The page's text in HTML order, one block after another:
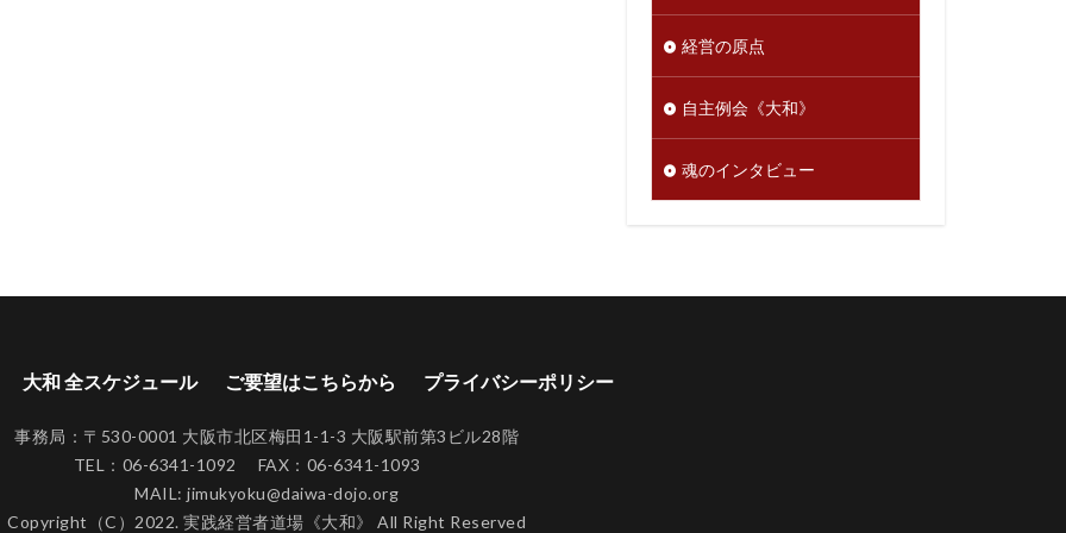
経営の原点
自主例会《大和》
魂のインタビュー
大和 全スケジュール ご要望はこちらから プライバシーポリシー
事務局：〒530-0001 大阪市北区梅田1-1-3 大阪駅前第3ビル28階
TEL：06-6341-1092 FAX：06-6341-1093
MAIL: jimukyoku@daiwa-dojo.org
Copyright（C）2022. 実践経営者道場《大和》 All Right Reserved